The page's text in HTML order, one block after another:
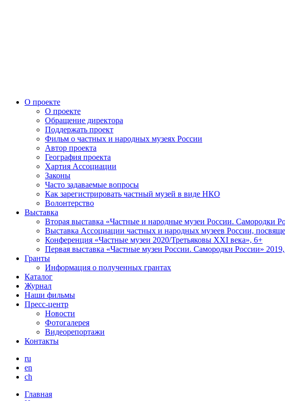
О проекте
О проекте
Обращение директора
Поддержать проект
Фильм о частных и народных музеях России
Автор проекта
География проекта
Хартия Ассоциации
Законы
Часто задаваемые вопросы
Как зарегистрировать частный музей в виде НКО
Волонтерство
Выставка
Вторая выставка «Частные и народные музеи России. Самородки
Выставка Ассоциации частных и народных музеев России,
Конференция «Частные музеи 2020/Третьяковы XXI века», 6+
Первая выставка «Частные музеи России. Самородки России»
Гранты
Информация о полученных грантах
Каталог
Журнал
Наши фильмы
Пресс-центр
Новости
Фотогалерея
Видеорепортажи
Контакты
ru
en
ch
Главная